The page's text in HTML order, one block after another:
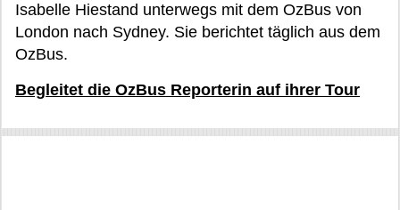
Isabelle Hiestand unterwegs mit dem OzBus von
London nach Sydney. Sie berichtet täglich aus dem
OzBus.
Begleitet die OzBus Reporterin auf ihrer Tour